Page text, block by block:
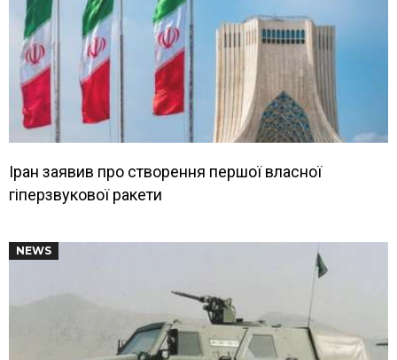
Іран заявив про створення першої власної
гіперзвукової ракети
NEWS